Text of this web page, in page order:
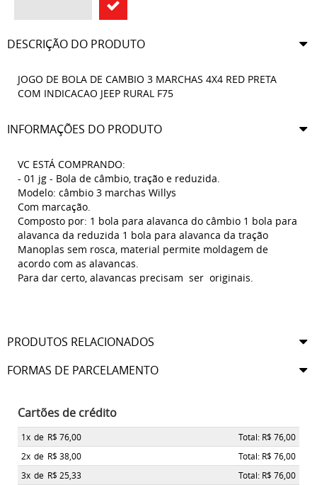
DESCRIÇÃO DO PRODUTO
JOGO DE BOLA DE CAMBIO 3 MARCHAS 4X4 RED PRETA
COM INDICACAO JEEP RURAL F75
INFORMAÇÕES DO PRODUTO
VC ESTÁ COMPRANDO:
- 01 jg - Bola de câmbio, tração e reduzida.
Modelo: câmbio 3 marchas Willys
Com marcação.
Composto por: 1 bola para alavanca do câmbio 1 bola para
alavanca da reduzida 1 bola para alavanca da tração
Manoplas sem rosca, material permite moldagem de
acordo com as alavancas.
Para dar certo, alavancas precisam ser originais.
PRODUTOS RELACIONADOS
FORMAS DE PARCELAMENTO
Cartões de crédito
1x de R$ 76,00
Total: R$ 76,00
2x de R$ 38,00
Total: R$ 76,00
3x de R$ 25,33 Total: R$ 76,00